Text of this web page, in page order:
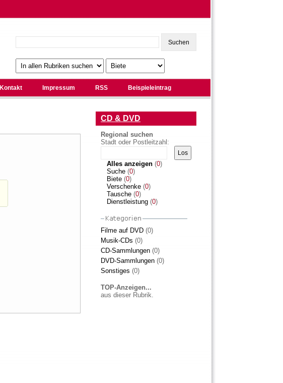
Kontakt Impressum RSS Beispieleintrag
CD & DVD
Regional suchen
Stadt oder Postleitzahl:
Alles anzeigen (0)
Suche (0)
Biete (0)
Verschenke (0)
Tausche (0)
Dienstleistung (0)
Filme auf DVD (0)
Musik-CDs (0)
CD-Sammlungen (0)
DVD-Sammlungen (0)
Sonstiges (0)
TOP-Anzeigen...
aus dieser Rubrik.